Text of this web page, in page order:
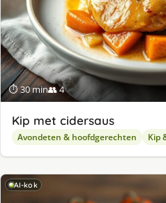
⏱ 30 min👥 4
Kip met cidersaus
Avondeten & hoofdgerechten Kip
AI-kok